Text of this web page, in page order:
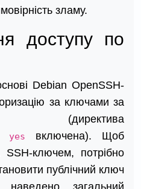
зламу.
доступу по
Debian OpenSSH-
за ключами за
(директива
yes
включена). Щоб
ключем, потрібно
публічний ключ